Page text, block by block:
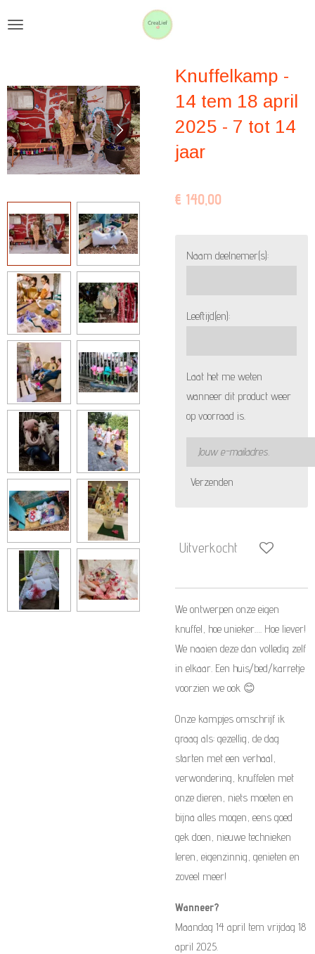
hoofdinhoud
Knuffelkamp -
14 tem 18 april
2025 - 7 tot 14
jaar
€ 140,00
Naam deelnemer(s):
Leeftijd(en):
Laat het me weten
wanneer dit product weer
op voorraad is.
Verzenden
Uitverkocht
We ontwerpen onze eigen
knuffel, hoe unieker…. Hoe liever!
We naaien deze dan volledig zelf
in elkaar. Een huis/bed/karretje
voorzien we ook 😊
Onze kampjes omschrijf ik
graag als: gezellig, de dag
starten met een verhaal,
verwondering, knuffelen met
onze dieren, niets moeten en
bijna alles mogen, eens goed
gek doen, nieuwe technieken
leren, eigenzinnig, genieten en
zoveel meer!
Wanneer?
Maandag 14 april tem vrijdag 18
april 2025.